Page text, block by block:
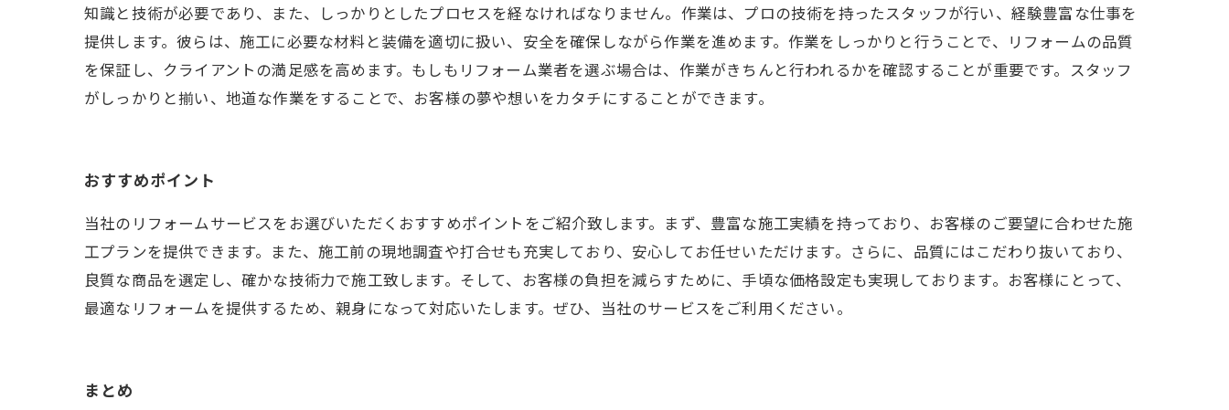
知識と技術が必要であり、また、しっかりとしたプロセスを経なければなりません。作業は、プロの技術を持ったスタッフが行い、経験豊富な仕事を
提供します。彼らは、施工に必要な材料と装備を適切に扱い、安全を確保しながら作業を進めます。作業をしっかりと行うことで、リフォームの品質
を保証し、クライアントの満足感を高めます。もしもリフォーム業者を選ぶ場合は、作業がきちんと行われるかを確認することが重要です。スタッフ
がしっかりと揃い、地道な作業をすることで、お客様の夢や想いをカタチにすることができます。
おすすめポイント
当社のリフォームサービスをお選びいただくおすすめポイントをご紹介致します。まず、豊富な施工実績を持っており、お客様のご要望に合わせた施
工プランを提供できます。また、施工前の現地調査や打合せも充実しており、安心してお任せいただけます。さらに、品質にはこだわり抜いており、
良質な商品を選定し、確かな技術力で施工致します。そして、お客様の負担を減らすために、手頃な価格設定も実現しております。お客様にとって、
最適なリフォームを提供するため、親身になって対応いたします。ぜひ、当社のサービスをご利用ください。
まとめ